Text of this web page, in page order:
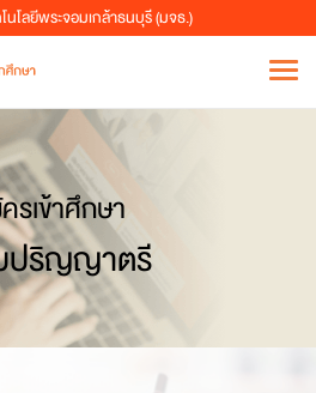
นโลยีพระจอมเกล้าธนบุรี (มจธ.)
รเข้าศึกษา
ปริญญาตรี